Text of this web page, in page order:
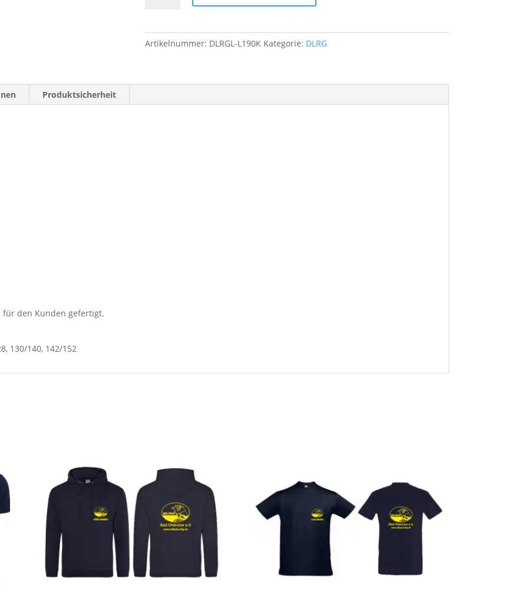
Artikelnummer: DLRGL-L190K Kategorie: DLRG
Produktsicherheit
den Kunden gefertigt.
130/140, 142/152